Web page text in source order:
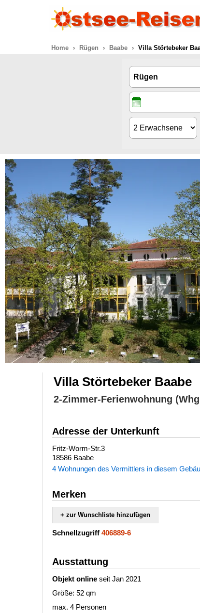
Home Rügen Baabe Villa Störtebeker
Villa Störtebeker Baabe
2-Zimmer-Ferienwohnung
Adresse der Unterkunft
Fritz-Worm-Str.3
18586 Baabe
4 Wohnungen des Vermittlers in diesem
Merken
+ zur Wunschliste hinzufügen
Schnellzugriff 406889-6
Ausstattung
Objekt online seit Jan 2021
Größe: 52 qm
max. 4 Personen